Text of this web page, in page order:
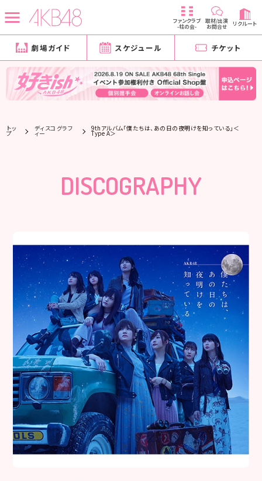
ファンクラブ
-柱の会-
取材/出演
お問合せ リクルート
劇場ガイド スケジュール チケット
トッ
プ
ディスコグラフ
ィー
9thアルバム「僕たちは、あの日の夜明けを知っている」＜
Type A＞
DISCOGRAPHY